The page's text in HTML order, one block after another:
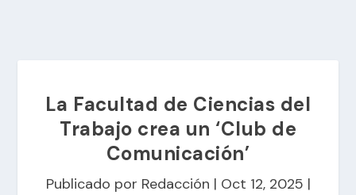
La Facultad de Ciencias del
Trabajo crea un ‘Club de
Comunicación’
Publicado por Redacción | Oct 12, 2025 |